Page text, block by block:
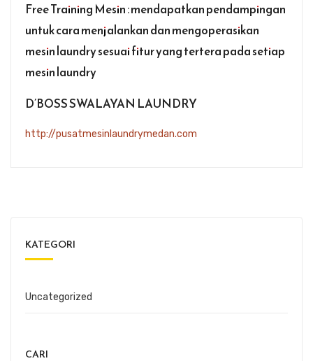
Free Training Mesin : mendapatkan pendampingan
untuk cara menjalankan dan mengoperasikan
mesin laundry sesuai fitur yang tertera pada setiap
mesin laundry
D’BOSS SWALAYAN LAUNDRY
http://pusatmesinlaundrymedan.com
KATEGORI
Uncategorized
CARI